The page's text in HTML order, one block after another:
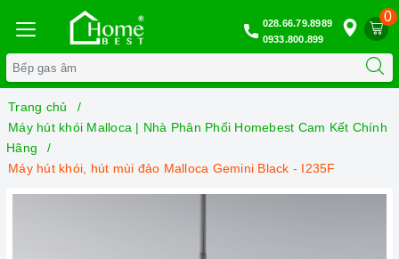
0
028.66.79.8989
0933.800.899
Trang chủ
Máy hút khói Malloca | Nhà Phân Phối Homebest Cam Kết Chính
Hãng
Máy hút khói, hút mùi đảo Malloca Gemini Black - I235F